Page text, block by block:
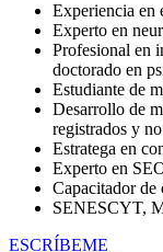
Experiencia en
Experto en
Profesional en
doctorado en
Estudiante de
Desarrollo de
registrados y
Estratega en
Experto en
Capacitador de
SENESCYT,
ESCRÍBEME